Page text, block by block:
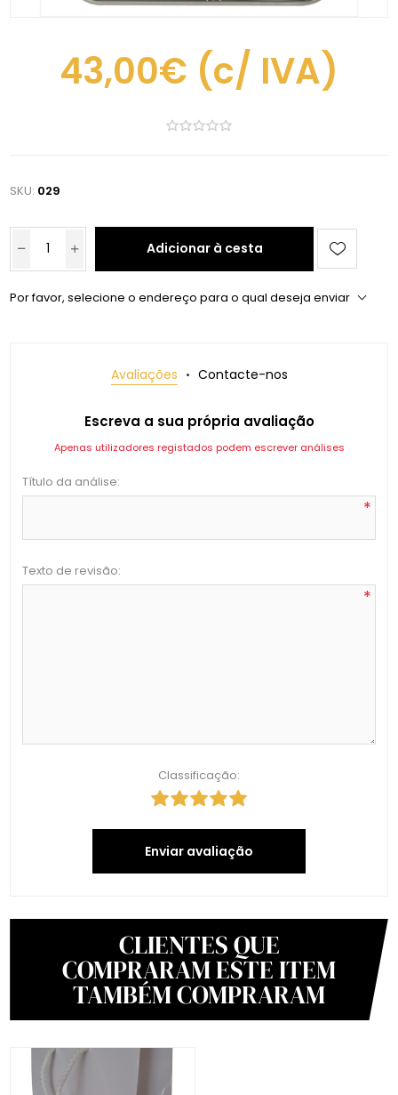
43,00€ (c/ IVA)
SKU: 029
Adicionar à cesta
Por favor, selecione o endereço para o qual deseja enviar
Avaliações Contacte-nos
Escreva a sua própria avaliação
Apenas utilizadores registados podem escrever análises
Título da análise:
*
Texto de revisão:
*
Classificação:
Enviar avaliação
CLIENTES QUE
COMPRARAM ESTE ITEM
TAMBÉM COMPRARAM